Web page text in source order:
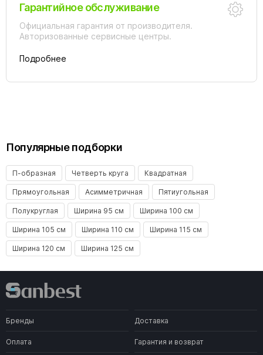
Гарантийное обслуживание
Официальная гарантия от производителя.
Авторизованные сервисные центры.
Подробнее
Популярные подборки
П-образная Четверть круга Квадратная
Прямоугольная Асимметричная Пятиугольная
Полукруглая Ширина 95 см Ширина 100 см
Ширина 105 см Ширина 110 см Ширина 115 см
Ширина 120 см Ширина 125 см
Бренды Доставка
Оплата Гарантия и возврат